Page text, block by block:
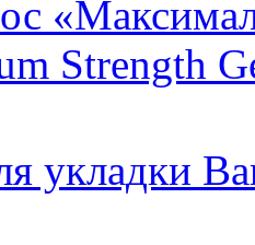
Strength
укладки